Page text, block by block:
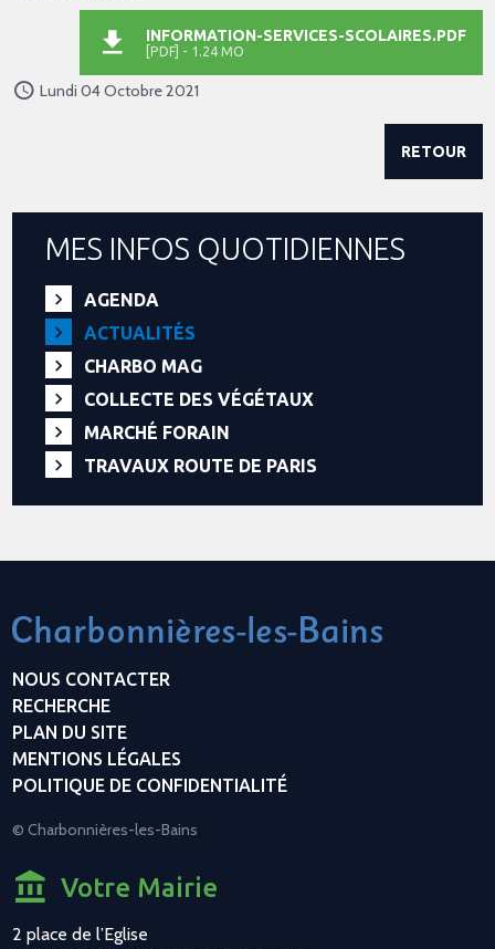
INFORMATION-SERVICES-SCOLAIRES.PDF
[PDF] - 1.24 MO
Lundi 04 Octobre 2021
RETOUR
MES INFOS QUOTIDIENNES
AGENDA
ACTUALITÉS
CHARBO MAG
COLLECTE DES VÉGÉTAUX
MARCHÉ FORAIN
TRAVAUX ROUTE DE PARIS
NOUS CONTACTER
RECHERCHE
PLAN DU SITE
MENTIONS LÉGALES
POLITIQUE DE CONFIDENTIALITÉ
© Charbonnières-les-Bains
Votre Mairie
2 place de l’Eglise